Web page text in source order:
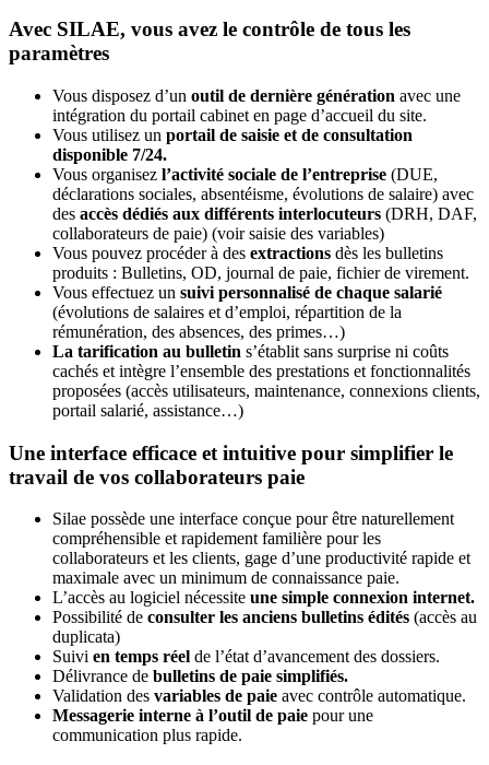
Avec SILAE, vous avez le contrôle de tous les
paramètres
Vous disposez d’un outil de dernière génération avec une
intégration du portail cabinet en page d’accueil du site.
Vous utilisez un portail de saisie et de consultation
disponible 7/24.
Vous organisez l’activité sociale de l’entreprise (DUE,
déclarations sociales, absentéisme, évolutions de salaire) avec
des accès dédiés aux différents interlocuteurs (DRH, DAF,
collaborateurs de paie) (voir saisie des variables)
Vous pouvez procéder à des extractions dès les bulletins
produits : Bulletins, OD, journal de paie, fichier de virement.
Vous effectuez un suivi personnalisé de chaque salarié
(évolutions de salaires et d’emploi, répartition de la
rémunération, des absences, des primes…)
La tarification au bulletin s’établit sans surprise ni coûts
cachés et intègre l’ensemble des prestations et fonctionnalités
proposées (accès utilisateurs, maintenance, connexions clients,
portail salarié, assistance…)
Une interface efficace et intuitive pour simplifier le
travail de vos collaborateurs paie
Silae possède une interface conçue pour être naturellement
compréhensible et rapidement familière pour les
collaborateurs et les clients, gage d’une productivité rapide et
maximale avec un minimum de connaissance paie.
L’accès au logiciel nécessite une simple connexion internet.
Possibilité de consulter les anciens bulletins édités (accès au
duplicata)
Suivi en temps réel de l’état d’avancement des dossiers.
Délivrance de bulletins de paie simplifiés.
Validation des variables de paie avec contrôle automatique.
Messagerie interne à l’outil de paie pour une
communication plus rapide.